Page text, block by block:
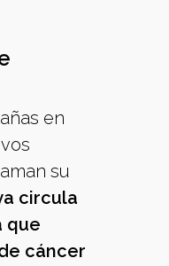
en
su
circula
que
cáncer